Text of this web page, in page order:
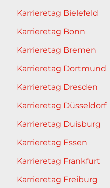
Karrieretag Bielefeld
Karrieretag Bonn
Karrieretag Bremen
Karrieretag Dortmund
Karrieretag Dresden
Karrieretag Düsseldorf
Karrieretag Duisburg
Karrieretag Essen
Karrieretag Frankfurt
Karrieretag Freiburg